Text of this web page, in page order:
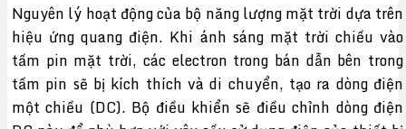
Nguyên lý hoạt động của bộ năng lượng mặt trời dựa trên
hiệu ứng quang điện. Khi ánh sáng mặt trời chiếu vào
tấm pin mặt trời, các electron trong bán dẫn bên trong
tấm pin sẽ bị kích thích và di chuyển, tạo ra dòng điện
một chiều (DC). Bộ điều khiển sẽ điều chỉnh dòng điện